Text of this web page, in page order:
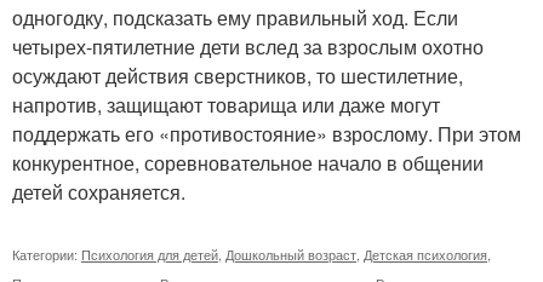
одногодку, подсказать ему правильный ход. Если
четырех-пятилетние дети вслед за взрослым охотно
осуждают действия сверстников, то шестилетние,
напротив, защищают товарища или даже могут
поддержать его «противостояние» взрослому. При этом
конкурентное, соревновательное начало в общении
детей сохраняется.
Категории: Психология для детей Дошкольный возраст Детская психология